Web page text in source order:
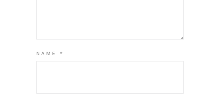
NAME *